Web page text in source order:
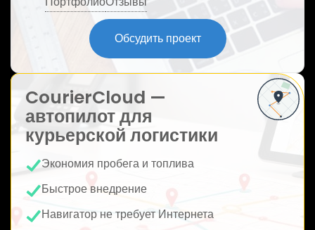
Обсудить проект
CourierCloud —
автопилот для
курьерской логистики
Экономия пробега и топлива
Быстрое внедрение
Навигатор не требует Интернета